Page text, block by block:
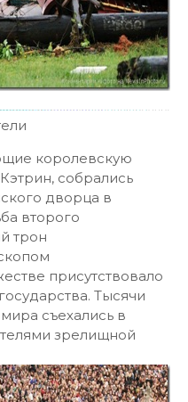
королевскую
собрались
дворца в
второго
трон
присутствовало
Тысячи
съехались в
зрелищной